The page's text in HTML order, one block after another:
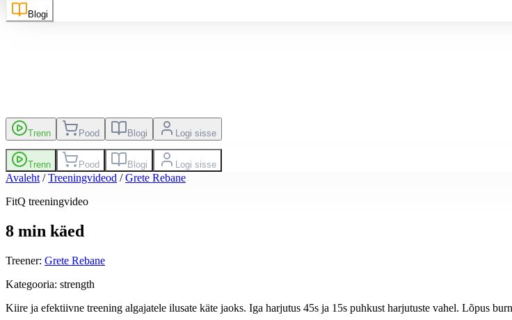
Blogi
Trenn Pood Blogi Logi sisse
Trenn Pood Blogi Logi sisse
Avaleht /Treeningvideod /Grete Rebane
FitQ treeningvideo
8 min käed
Treener: Grete Rebane
Kategooria: strength
Kiire ja efektiivne treening algajatele ilusate käte jaoks. Iga harjutus 45s ja 15s puhkust harjutuste vahel. Lõpus